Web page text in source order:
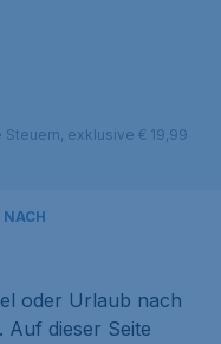
exklusive € 19,99
NACH
oder Urlaub nach
Auf dieser Seite